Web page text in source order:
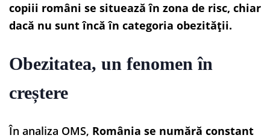
copiii români se situează în zona de risc, chiar
dacă nu sunt încă în categoria obezității.
Obezitatea, un fenomen în
creștere
În analiza OMS, România se numără constant